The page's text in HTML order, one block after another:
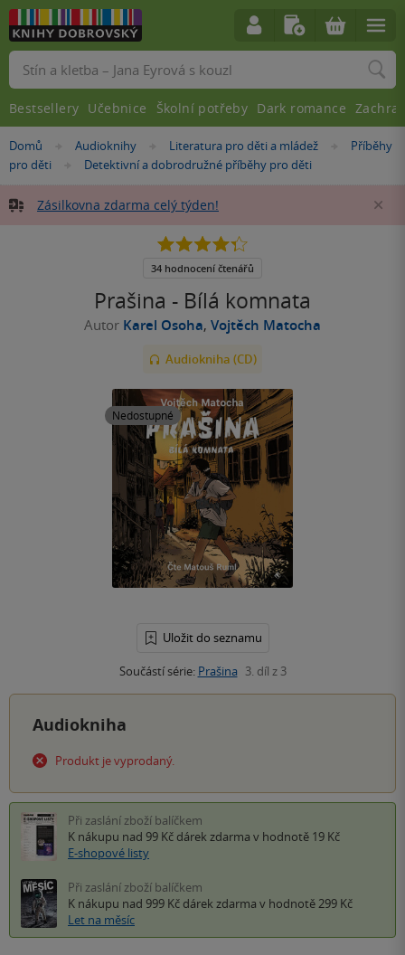
Nacházíte
se
Domů »Audioknihy »Literatura pro děti a mládež »Příběhy
pro děti
»
Detektivní a dobrodružné příběhy pro děti
Zásilkovna zdarma celý týden!
Prašina - Bílá komnata
Autor Karel Osoha, Vojtěch Matocha
Audiokniha (CD)
Nedostupné
Uložit do seznamu
Součástí série: Prašina 3. díl z 3
4.3
5
34 hodnocení čtenářů
Audiokniha
Produkt je vyprodaný.
Při zaslání zboží balíčkem
K nákupu nad 99 Kč dárek zdarma v hodnotě 19 Kč
E-shopové listy
Při zaslání zboží balíčkem
K nákupu nad 999 Kč dárek zdarma v hodnotě 299 Kč
Let na měsíc
Vyhledávání
Bestsellery Učebnice Školní potřeby Dark romance